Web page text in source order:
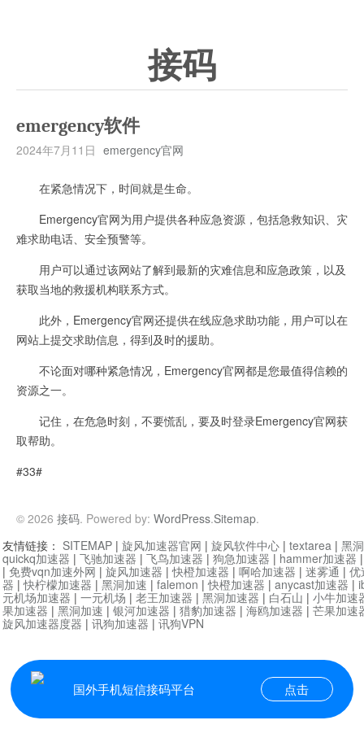
接码
emergency软件
2024年7月11日 emergency官网
在紧急情况下，时间就是生命。
Emergency官网为用户提供各种应急资源，包括急救知识、灾
难求助电话、安全预警等。
用户可以通过该网站了解到最新的灾难信息和应急政策，以及
获取当地的救援机构联系方式。
此外，Emergency官网还提供在线应急求助功能，用户可以在
网站上提交求助信息，得到及时的援助。
不论面对哪种紧急情况，Emergency官网都是您最值得信赖的
资源之一。
记住，在危急时刻，不要慌乱，要及时登录Emergency官网获
取帮助。
#33#
© 2026 接码. Powered by: WordPress.Sitemap.
国外手机短信接码平台 点击
友情链接： SITEMAP | 旋风加速器官网 | 旋风软件中心 | textarea | 黑
quickq加速器 | 飞驰加速器 | 飞鸟加速器 | 狗急加速器 | hammer加速器
| 免费vqn加速外网 | 旋风加速器 |快橙加速器 | 啊哈加速器 | 迷雾通 | 优
器 |快柠檬加速器 | 黑洞加速 | falemon |快橙加速器 | anycast加速器 |
元机场加速器 | 一元机场 | 老王加速器 | 黑洞加速器 | 白石山 | 小牛加速
果加速器 | 黑洞加速 | 银河加速器 | 猎豹加速器 | 海鸥加速器 | 芒果加速
旋风加速器度器 | 讯狗加速器 | 讯狗VPN